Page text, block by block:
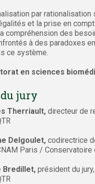
par rationalisation
et la prise en
compréhension des
à des paradoxes
ce système.
en sciences
jury
Therriault, directeur de
Delgoulet, codirectrice
Paris /
Bredillet, président du jury,